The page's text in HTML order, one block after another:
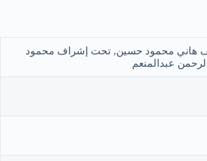
هاني محمود حسين, تحت إشراف محمود
عبدالمنعم